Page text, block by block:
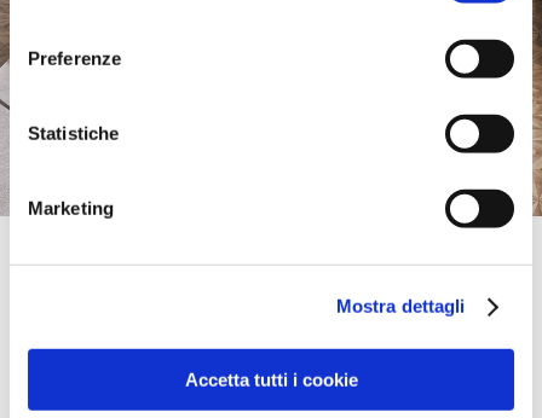
consenso
Preferenze
Statistiche
Marketing
Mostra dettagli
Accetta tutti i cookie
FRA DOMINIKA MANDICA 17 A,
+387 39/704-860
info@boma.ba